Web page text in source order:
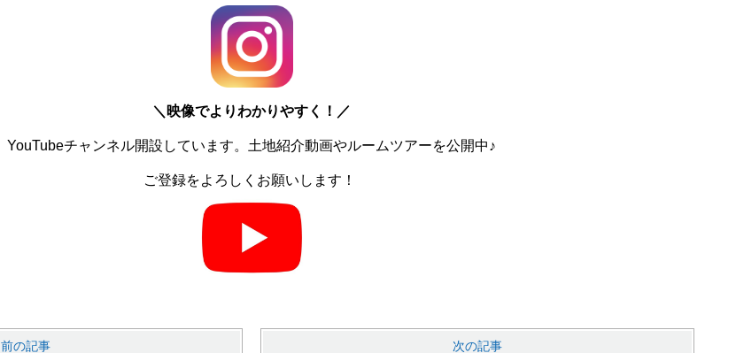
＼ 映像でよりわかりやすく！／
YouTubeチャンネル開設しています。土地紹介動画やルームツアーを公開中♪
ご登録をよろしくお願いします！
前の記事 次の記事